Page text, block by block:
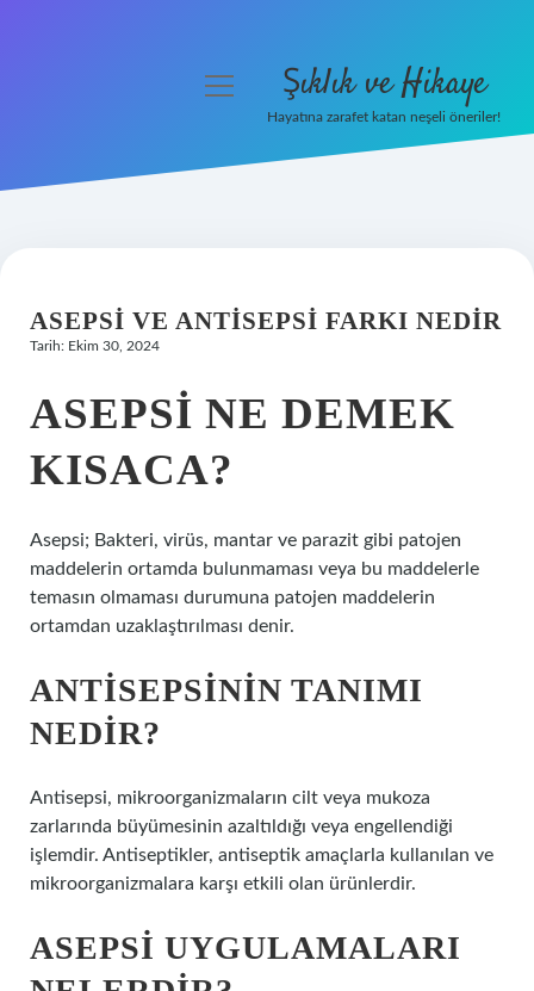
Hakkımızda
menüyü
Şıklık ve Hikaye
Hayatına zarafet katan neşeli öneriler!
ASEPSI VE ANTISEPSI FARKI NEDIR
Tarih: Ekim 30, 2024
ASEPSI NE DEMEK
KISACA?
Asepsi; Bakteri, virüs, mantar ve parazit gibi patojen
maddelerin ortamda bulunmaması veya bu maddelerle
temasın olmaması durumuna patojen maddelerin
ortamdan uzaklaştırılması denir.
ANTISEPSININ TANIMI
NEDIR?
Antisepsi, mikroorganizmaların cilt veya mukoza
zarlarında büyümesinin azaltıldığı veya engellendiği
işlemdir. Antiseptikler, antiseptik amaçlarla kullanılan ve
mikroorganizmalara karşı etkili olan ürünlerdir.
ASEPSI UYGULAMALARI